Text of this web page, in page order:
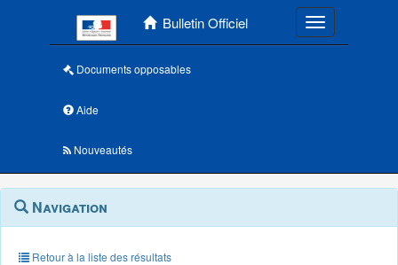
Bulletin Officiel Toggle
Documents opposables
Aide
Nouveautés
Navigation
outils
annexes
Menu
contextuel
Navigation
Retour à la liste des résultats